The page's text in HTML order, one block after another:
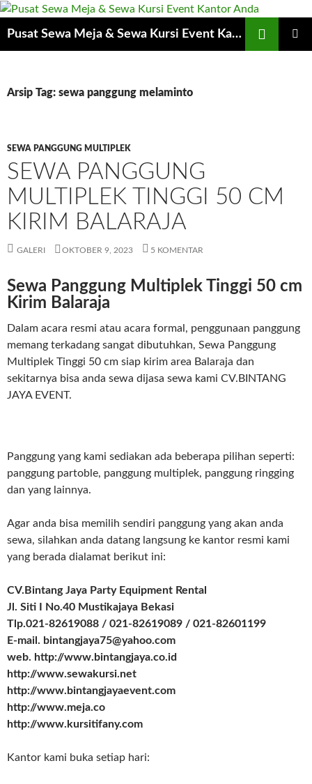
Pusat Sewa Meja & Sewa Kursi Event Kantor Anda
Arsip Tag: sewa panggung melaminto
SEWA PANGGUNG MULTIPLEK
SEWA PANGGUNG
MULTIPLEK TINGGI 50 CM
KIRIM BALARAJA
GALERI OKTOBER 9, 2023 5 KOMENTAR
Sewa Panggung Multiplek Tinggi 50 cm
Kirim Balaraja
Dalam acara resmi atau acara formal, penggunaan panggung
memang terkadang sangat dibutuhkan, Sewa Panggung
Multiplek Tinggi 50 cm siap kirim area Balaraja dan
sekitarnya bisa anda sewa dijasa sewa kami CV.BINTANG
JAYA EVENT.
Panggung yang kami sediakan ada beberapa pilihan seperti:
panggung partoble, panggung multiplek, panggung ringging
dan yang lainnya.
Agar anda bisa memilih sendiri panggung yang akan anda
sewa, silahkan anda datang langsung ke kantor resmi kami
yang berada dialamat berikut ini:
CV.Bintang Jaya Party Equipment Rental
Jl. Siti I No.40 Mustikajaya Bekasi
Tlp.021-82619088 / 021-82619089 / 021-82601199
E-mail. bintangjaya75@yahoo.com
web. http://www.bintangjaya.co.id
http://www.sewakursi.net
http://www.bintangjayaevent.com
http://www.meja.co
http://www.kursitifany.com
Kantor kami buka setiap hari: